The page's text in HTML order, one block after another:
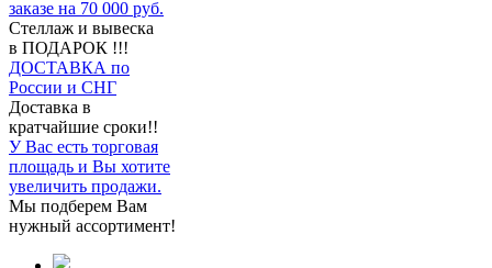
заказе на 70 000 руб.
Стеллаж и вывеска
в ПОДАРОК !!!
ДОСТАВКА по
России и СНГ
Доставка в
кратчайшие сроки!!
У Вас есть торговая
площадь и Вы хотите
увеличить продажи.
Мы подберем Вам
нужный ассортимент!